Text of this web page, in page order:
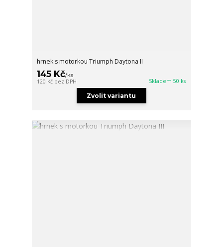
hrnek s motorkou Triumph Daytona II
145 Kč/ks
120 Kč bez DPH Skladem 50 ks
Zvolit variantu